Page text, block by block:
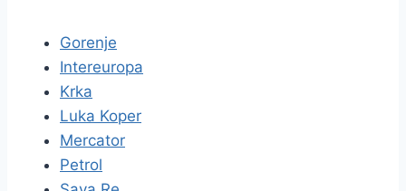
Gorenje
Intereuropa
Krka
Luka Koper
Mercator
Petrol